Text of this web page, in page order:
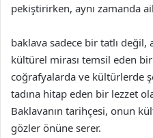
pekiştirirken, aynı zamanda
baklava sadece bir tatlı değil,
kültürel mirası temsil eden
coğrafyalarda ve kültürlerde
tadına hitap eden bir lezzet
Baklavanın tarihçesi, onun
gözler önüne serer.